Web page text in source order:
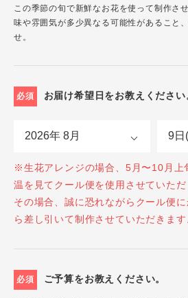
この季節の旬で新鮮なお花を使って制作さ
味や雰囲気が多少異なる可能性があること
せ。
必須 お届け希望日をお教えください
※生花アレンジの場合、5月〜10月上
温を見てクール便を使用させていただ
その場合、誠に恐れながらクール便
ら差し引いて制作させていただきます
必須 ご予算をお教えください。